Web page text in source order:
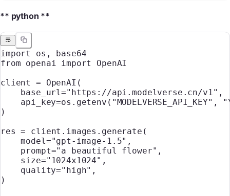
** python **
import
os, base64
from openai import
OpenAI
client = OpenAI(
    base_url
="https://api.modelverse.cn/v1" ,
    api_key
=os.getenv( "MODELVERSE_API_KEY" ,
)
res = client.images.generate(
    model
="gpt-image-1.5" ,
    prompt
="a beautiful flower" ,
    size
="1024x1024" ,
    quality
="high" ,
)